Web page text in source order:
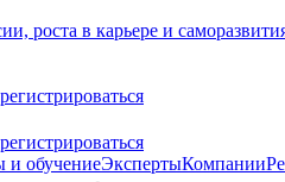
роста в карьере и
и обучениеЭкспертыКомпании